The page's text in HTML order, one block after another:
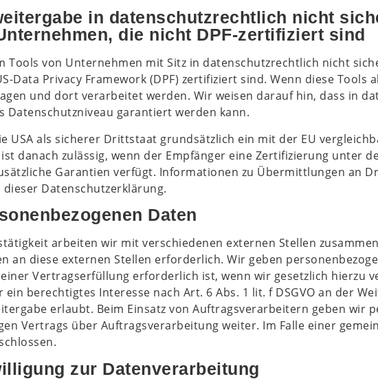
in datenschutzrechtlich nicht
die nicht DPF-zertifiziert sind
Tools von Unternehmen mit Sitz in datenschutzrechtlich nicht
Data Privacy Framework (DPF) zertifiziert sind. Wenn diese Tools
und dort verarbeitet werden. Wir weisen darauf hin, dass in
Datenschutzniveau garantiert werden kann.
USA als sicherer Drittstaat grundsätzlich ein mit der EU
danach zulässig, wenn der Empfänger eine Zertifizierung unter
Garantien verfügt. Informationen zu Übermittlungen an
Datenschutzerklärung.
Daten
arbeiten wir mit verschiedenen externen Stellen
an diese externen Stellen erforderlich. Wir geben
Vertragserfüllung erforderlich ist, wenn wir gesetzlich hierzu
berechtigtes Interesse nach Art. 6 Abs. 1 lit. f DSGVO an der
erlaubt. Beim Einsatz von Auftragsverarbeitern geben wir
Vertrags über Auftragsverarbeitung weiter. Im Falle einer
zur Datenverarbeitung